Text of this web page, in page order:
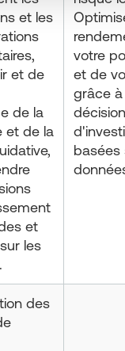
et les
et de
de la
et de la
et
les
votre
et de
grâce
basées
des